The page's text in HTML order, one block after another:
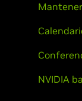
NVIDIA